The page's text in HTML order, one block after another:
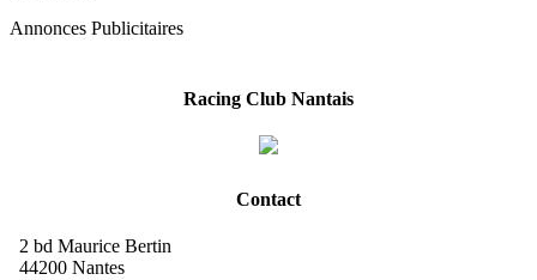
Annonces Publicitaires
Racing Club Nantais
Contact
2 bd Maurice Bertin
44200 Nantes